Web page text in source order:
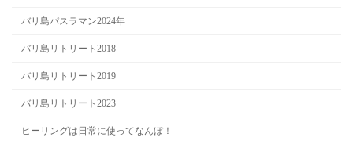
バリ島パスラマン2024年
バリ島リトリート2018
バリ島リトリート2019
バリ島リトリート2023
ヒーリングは日常に使ってなんぼ！